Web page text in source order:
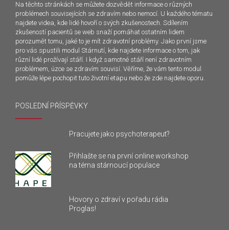
Na těchto stránkách se můžete dozvědět informace o různých
problémech souvisejících se zdravím nebo nemocí. U každého tématu
najdete videa, kde lidé hovoří o svých zkušenostech. Sdílením
zkušeností pacientů se web snaží pomáhat ostatním lidem
porozumět tomu, jaké to je mít zdravotní problémy. Jako první jsme
pro vás spustili modul Stárnutí, kde najdete informace o tom, jak
různí lidé prožívají stáří. I když samotné stáří není zdravotním
problémem, úzce se zdravím souvisí. Věříme, že vám tento modul
pomůže lépe pochopit tuto životní etapu nebo že zde najdete oporu.
POSLEDNÍ PŘÍSPĚVKY
Pracujete jako psychoterapeut?
Přihlašte se na první online workshop
na téma stárnoucí populace
Hovory o zdraví v pořadu rádia
Proglas!